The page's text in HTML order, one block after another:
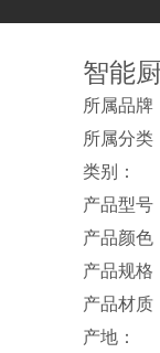
智能
所属品
所属分类
类别：
产品型号
产品颜色
产品规格
产品材质
产地：